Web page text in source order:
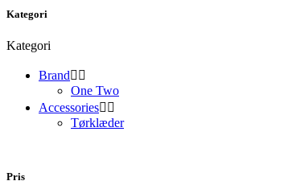
Kategori
Kategori
Brand 
One Two
Accessories 
Tørklæder
Pris